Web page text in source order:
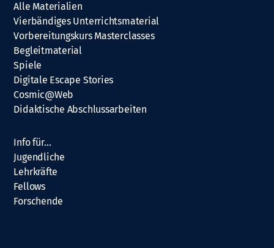
Alle Materialien
Vierbändiges Unterrichtsmaterial
Vorbereitungskurs Masterclasses
Begleitmaterial
Spiele
Digitale Escape Stories
Cosmic@Web
Didaktische Abschlussarbeiten
Info für…
Jugendliche
Lehrkräfte
Fellows
Forschende